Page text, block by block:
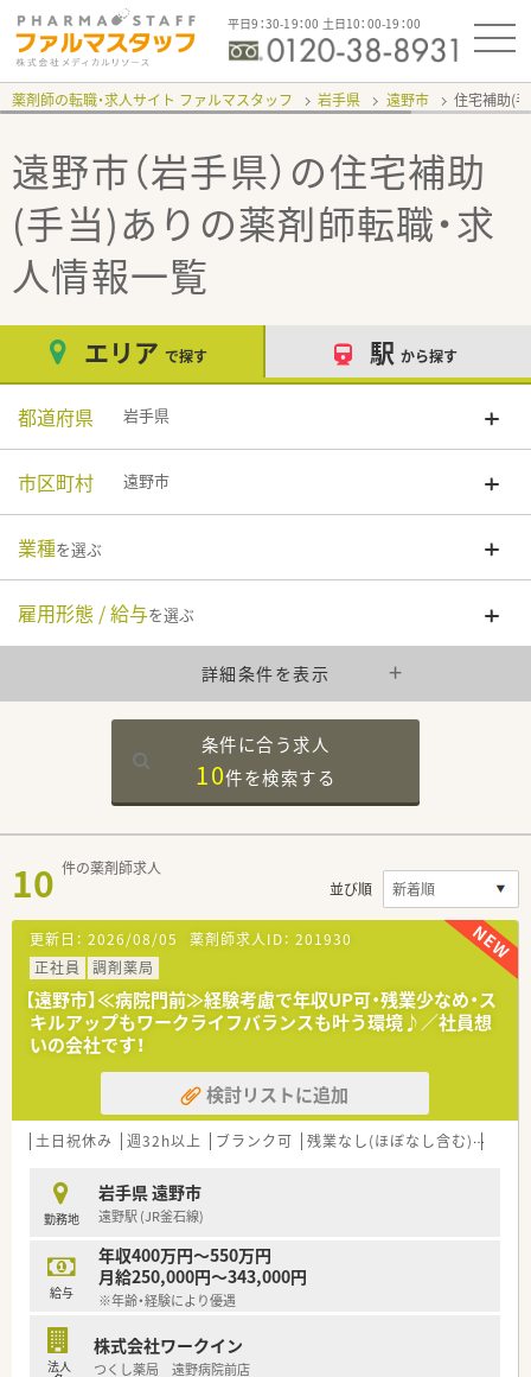
平日9：30-19：00 土日10：00-19：00
薬剤師の転職・求人サイト ファルマスタッフ 岩手県 遠野市 住宅補助(
遠野市（岩手県）の住宅補助
(手当)あり の薬剤師転職・求
人情報一覧
エリア で探す 駅 から探す
都道府県 岩手県
市区町村 遠野市
業種を選ぶ
雇用形態 / 給与を選ぶ
詳細条件を表示
条件に合う求人
10件を検索する
10 件の薬剤師求人
並び順
更新日： 2026/08/05 薬剤師求人ID： 201930
正社員
調剤薬局
【遠野市】≪病院門前≫経験考慮で年収UP可・残業少なめ・ス
キルアップもワークライフバランスも叶う環境♪／社員想
いの会社です！
検討リストに追加
土日祝休み 週32h以上 ブランク可 残業なし(ほぼなし含む)
勤務地
岩手県 遠野市
遠野駅 (JR釜石線)
給与
年収400万円～550万円
月給250,000円～343,000円
※年齢・経験により優遇
法人
株式会社ワークイン
つくし薬局 遠野病院前店